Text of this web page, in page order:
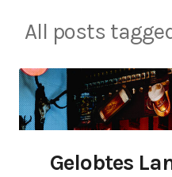
All posts
Gelobtes